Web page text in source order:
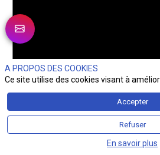
A PROPOS DES COOKIES
Ce site utilise des cookies visant à
Accepter
Refuser
En savoir plus